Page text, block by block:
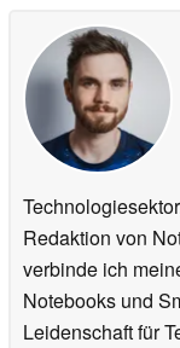
Redaktion von
verbinde ich
Notebooks und
Leidenschaft für